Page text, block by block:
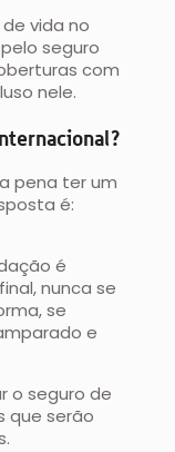
vida no
seguro
com
nele.
pena ter um
é:
é
nunca se
se
e
o seguro de
que serão